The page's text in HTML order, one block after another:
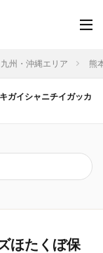
九州・沖縄エリア 熊
ガイシャニチイガッカ
ほたくぼ保